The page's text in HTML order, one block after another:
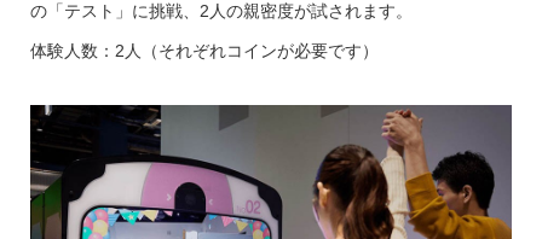
の「テスト」に挑戦、2人の親密度が試されます。
体験人数：2人（それぞれコインが必要です）